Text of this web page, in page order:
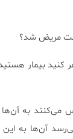
مریض شد؟
كنید بیمار
به آن‌ها‌
آن‌ها به این